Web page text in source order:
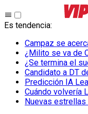
Es tendencia:
Campaz se
¿Milito se va de
¿Se termina el
Candidato a DT
Predicción IA
Cuándo volvería
Nuevas estrellas